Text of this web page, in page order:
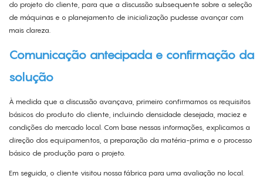
do projeto do cliente, para que a discussão subsequente sobre a seleção
de máquinas e o planejamento de inicialização pudesse avançar com
mais clareza.
Comunicação antecipada e confirmação da
solução
À medida que a discussão avançava, primeiro confirmamos os requisitos
básicos do produto do cliente, incluindo densidade desejada, maciez e
condições do mercado local. Com base nessas informações, explicamos a
direção dos equipamentos, a preparação da matéria-prima e o processo
básico de produção para o projeto.
Em seguida, o cliente visitou nossa fábrica para uma avaliação no local.